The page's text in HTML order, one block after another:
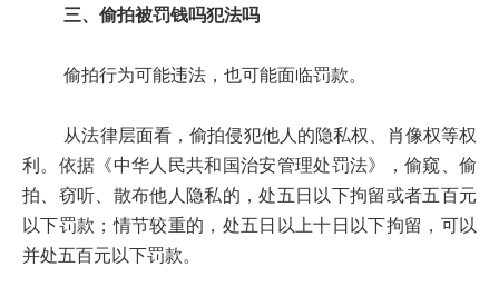
三、偷拍被罚钱吗犯法吗
偷拍行为可能违法，也可能面临罚款。
从法律层面看，偷拍侵犯他人的隐私权、肖像权等权
利。依据《中华人民共和国治安管理处罚法》，偷窥、偷
拍、窃听、散布他人隐私的，处五日以下拘留或者五百元
以下罚款；情节较重的，处五日以上十日以下拘留，可以
并处五百元以下罚款。